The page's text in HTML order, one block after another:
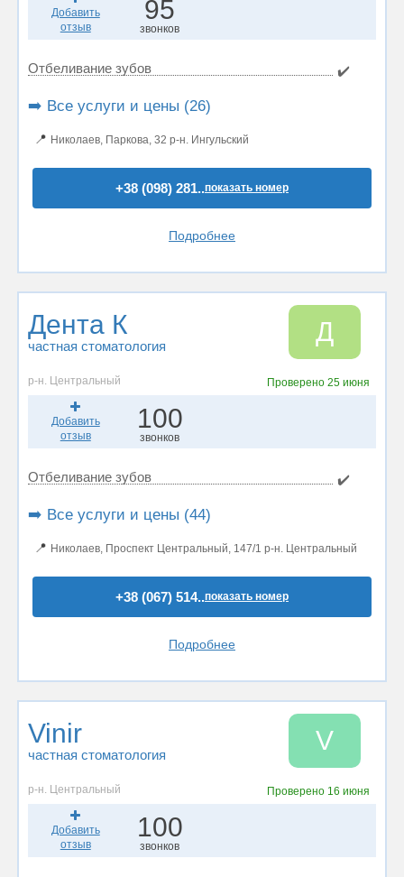
Добавить
отзыв
95
звонков
Отбеливание зубов ✔️
➡️ Все услуги и цены (26)
📍 Николаев, Паркова, 32 р-н. Ингульский
+38 (098) 281..показать номер
Подробнее
Дента К
частная стоматология Д
р-н. Центральный Проверено 25 июня
Добавить
отзыв
100
звонков
Отбеливание зубов ✔️
➡️ Все услуги и цены (44)
📍 Николаев, Проспект Центральный, 147/1 р-н. Центральный
+38 (067) 514..показать номер
Подробнее
Vinir
частная стоматология V
р-н. Центральный Проверено 16 июня
Добавить
отзыв
100
звонков